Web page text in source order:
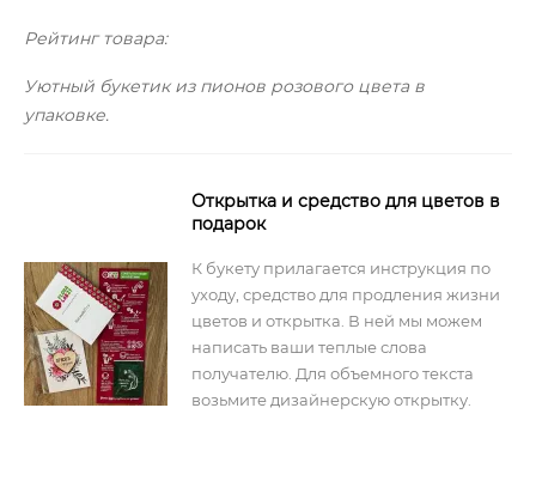
Рейтинг товара:
Уютный букетик из пионов розового цвета в
упаковке.
Открытка и средство для цветов в
подарок
К букету прилагается инструкция по
уходу, средство для продления жизни
цветов и открытка. В ней мы можем
написать ваши теплые слова
получателю. Для объемного текста
возьмите дизайнерскую открытку.